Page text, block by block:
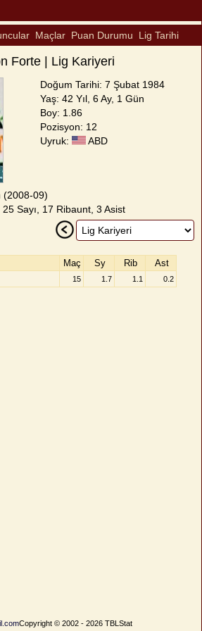
Maçlar Puan Durumu Lig Tarihi
Forte | Lig Kariyeri
Doğum Tarihi: 7 Şubat 1984
Yaş: 42 Yıl, 6 Ay, 1 Gün
Boy: 1.86
Pozisyon: 12
Uyruk:
ABD
(2008-09)
Sayı, 17 Ribaunt, 3 Asist
Maç Sy Rib Ast
15 1.7 1.1 0.2
Copyright © 2002 - 2026 TBLStat